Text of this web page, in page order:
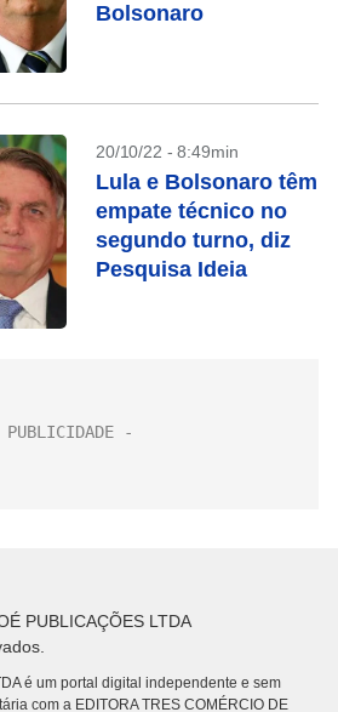
Bolsonaro
20/10/22 - 8:49min
Lula e Bolsonaro têm
empate técnico no
segundo turno, diz
Pesquisa Ideia
PUBLICAÇÕES LTDA
é um portal digital independente e sem
com a EDITORA TRES COMÉRCIO DE